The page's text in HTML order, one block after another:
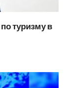
туризму в